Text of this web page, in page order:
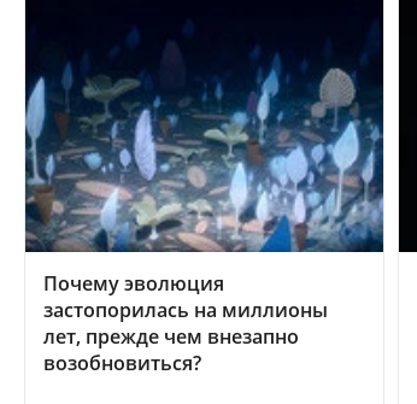
Почему эволюция
застопорилась на миллионы
лет, прежде чем внезапно
возобновиться?